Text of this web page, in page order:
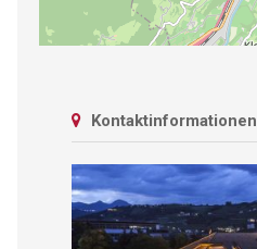
Kontaktinformationen